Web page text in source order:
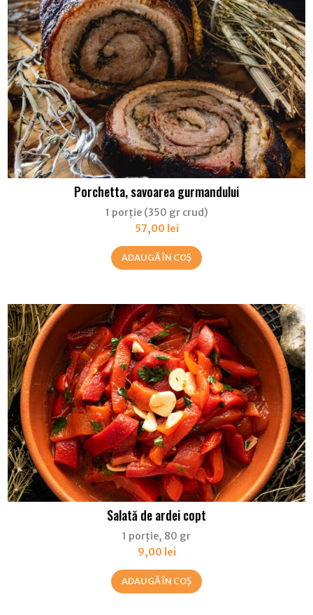
Porchetta, savoarea gurmandului
1 porție (350 gr crud)
57,00 lei
ADAUGĂ ÎN COȘ
Salată de ardei copt
1 porție, 80 gr
9,00 lei
ADAUGĂ ÎN COȘ